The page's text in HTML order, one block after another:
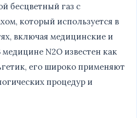
бесцветный газ с
который используется в
включая медицинские и
N2O известен как
его широко применяют
процедур и